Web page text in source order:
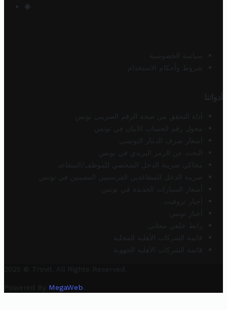
سياسة الخصوصية
شروط وأحكام الاستخدام
أدواتنا
أداة التحقق من صحة الرقم الضريبي تونس
محول رقم الحساب الآيبان في تونس
أسعار صرف الدينار التونسي
البحث عن الرمز البريدي في تونس
محاكي ضريبة الدخل الشخصي للموظف/المتقاعد
ضريبة الدخل للمتقاعدين الفرنسيين المقيمين في تونس
أسعار السيارات الجديدة في تونس
أخبار تروفيت
أخبار تونس
رابط خلفي مجاني
قائمة الشركات الأهلية المحلية
قائمة الشركات الأهلية الجهوية
2025 © Trovit. All Rights Reserved.
Powered By MegaWeb